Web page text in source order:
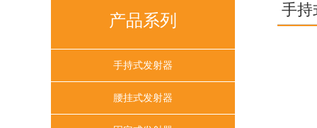
产品系列
手持式发射器
腰挂式发射器
手持